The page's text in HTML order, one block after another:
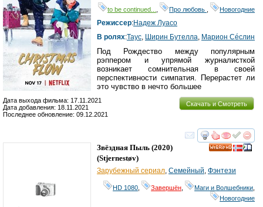
to be continued... Про любовь Новогодние
Режиссер:Надеж Луасо
В ролях:Таyc Ширин Бутелла Марион Сécлин
Под Рождество между популярным
рэппером и упрямой журналисткой
возникает сомнительная в своей
перспективности симпатия. Перерастет ли
это чувство в нечто большее
Скачать и Смотреть
Дата выхода фильма: 17.11.2021
Дата добавления: 18.11.2021
Последнее обновление: 09.12.2021
смотреть
Звёздная Пыль (2020)
(Stjernestøv)
Зарубежный сериал, Семейный, Фэнтези
HD 1080 Завершён Маги и Волшебники
Новогодние